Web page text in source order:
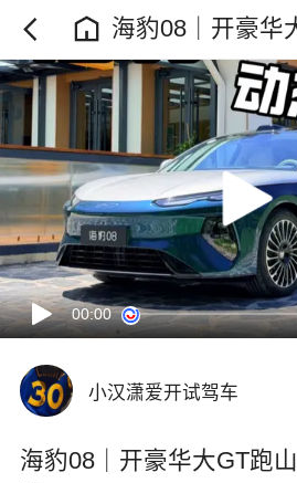
海豹08｜开豪华
山 属实是不一般
00:00
小汉潇爱开试驾车
海豹08｜开豪华大GT跑